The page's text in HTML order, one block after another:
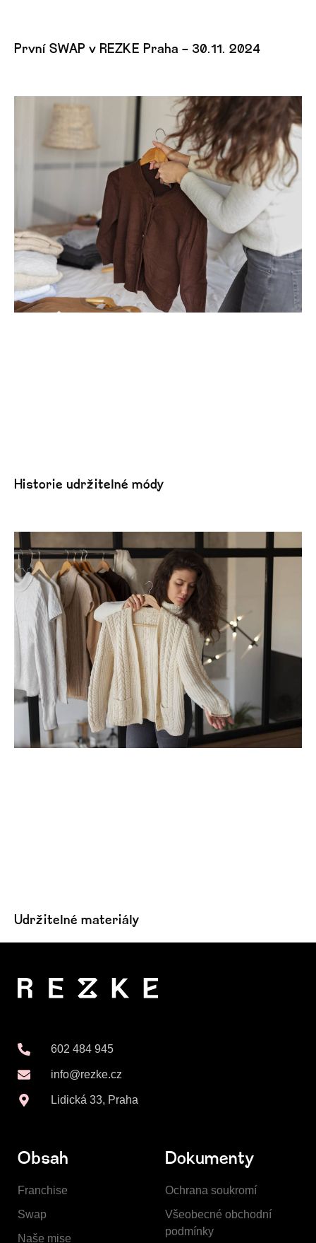
První SWAP v REZKE Praha – 30.11. 2024
Historie udržitelné módy
Udržitelné materiály
602 484 945
info@rezke.cz
Lidická 33, Praha
Obsah
Franchise
Swap
Naše mise
Dokumenty
Ochrana soukromí
Všeobecné obchodní
podmínky